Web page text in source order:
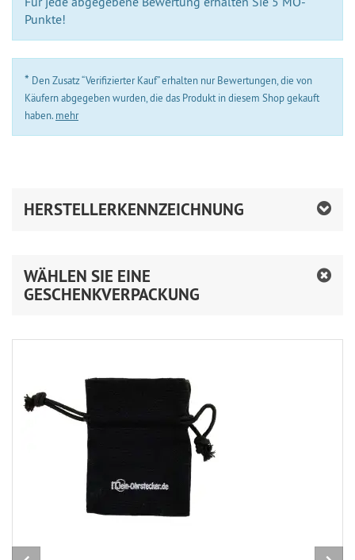
Punkte!
* Den Zusatz “Verifizierter Kauf” erhalten nur Bewertungen, die von
Käufern abgegeben wurden, die das Produkt in diesem Shop gekauft
haben. mehr
HERSTELLERKENNZEICHNUNG
WÄHLEN SIE EINE
GESCHENKVERPACKUNG